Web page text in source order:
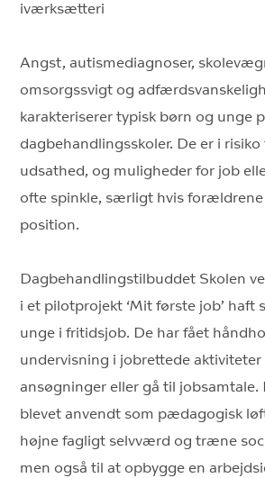
iværksætteri
Angst, autismediagnoser,
omsorgssvigt og
karakteriserer typisk børn og unge
dagbehandlingsskoler. De er i risiko
udsathed, og muligheder for job
ofte spinkle, særligt hvis forældrene
position.
Dagbehandlingstilbuddet Skolen
i et pilotprojekt ‘Mit første job’ haft
unge i fritidsjob. De har fået
undervisning i jobrettede aktiviteter
ansøgninger eller gå til jobsamtale.
blevet anvendt som pædagogisk
højne fagligt selvværd og træne
men også til at opbygge en